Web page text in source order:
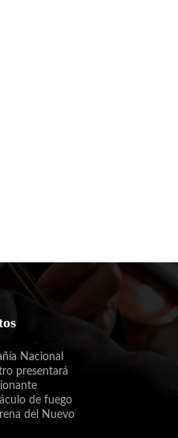
Nacional
presentará
de fuego
del Nuevo